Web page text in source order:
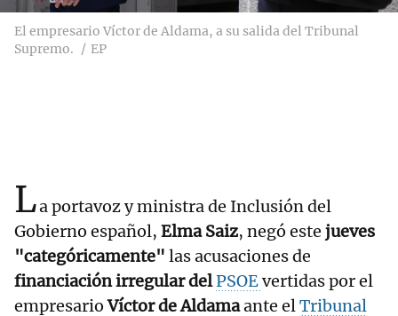
El empresario Víctor de Aldama, a su salida del Tribunal
Supremo.
EP
La portavoz y ministra de Inclusión del
Gobierno español, Elma Saiz, negó este jueves
"categóricamente" las acusaciones de
financiación irregular delPSOEvertidas por el
empresarioVíctor de Aldamaante elTribunal